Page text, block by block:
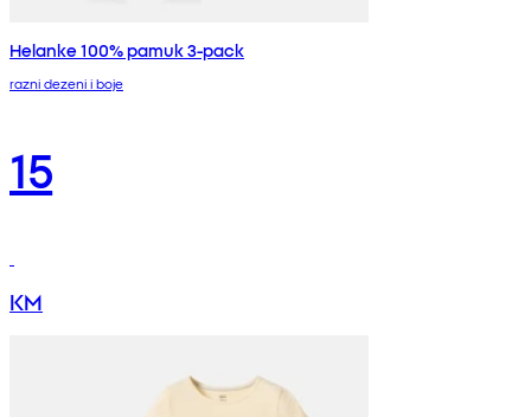
Helanke 100% pamuk 3-pack
razni dezeni i boje
15
KM